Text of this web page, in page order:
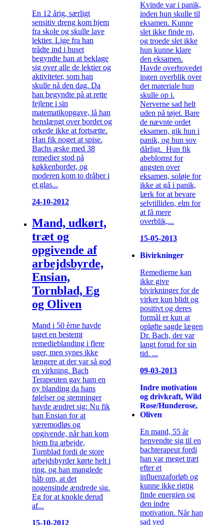
En 12 årig, særligt
sensitiv dreng kom hjem
fra skole og skulle lave
lektier. Lige fra han
trådte ind i huset
begyndte han at beklage
sig over alle de lektier og
aktiviteter, som han
skulle nå den dag. Da
han begyndte på at rette
fejlene i sin
matematikopgave, lå han
henslængt over bordet og
orkede ikke at fortsætte.
Han fik noget at spise.
Bachs æske med 38
remedier stod på
køkkenbordet, og
moderen kom to dråber i
et glas...
24-10-2012
Mand, udkørt,
træt og
opgivende af
arbejdsbyrde,
Ensian,
Tornblad, Eg
og Oliven
Mand i 50 èrne havde
taget en bestemt
remedieblanding i flere
uger, men synes ikke
længere at der var så god
en virkning. Bach
Terapeuten gav ham en
ny blanding da hans
følelser og stemninger
havde ændret sig: Nu fik
han Ensian for at
væremodløs og
opgivende, når han kom
hjem fra arbejde,
Tornblad fordi de store
arbejdsbyrder kørte helt i
ring, og han manglede
håb om, at det
nogensinde ændrede sig.
Eg for at knokle derud
af...
15-10-2012
Kvinde var i panik,
inden hun skulle til
eksamen. Kunne
slet ikke finde ro,
og troede slet ikke
hun kunne klare
den eksamen.
Havde overhovedet
ingen overblik over
det materiale hun
skulle op i.
Nerverne sad helt
uden på tøjet. Bare
de nævnte ordet
eksamen, gik hun i
panik, og hun sov
dårligt. Hun fik
abeblomst for
angsten over
eksamen, soløje for
ikke at gå i panik,
lærk for at bevare
selvtilliden, elm for
at få mere
overblik,...
15-05-2013
Bivirkninger
Remedierne kan
ikke give
bivirkninger for de
virker kun blidt og
positivt og deres
formål er kun at
opløfte sagde lægen
Dr. Bach, der var
langt forud for sin
tid. ...
09-03-2013
Indre motivation
og drivkraft, Wild
Rose/Hunderose,
Oliven
En mand, 55 år
henvendte sig til en
bachterapeut fordi
han var meget træt
efter et
influenzaforløb og
kunne ikke rigtig
finde energien og
den indre
motivation. Når han
sad ved